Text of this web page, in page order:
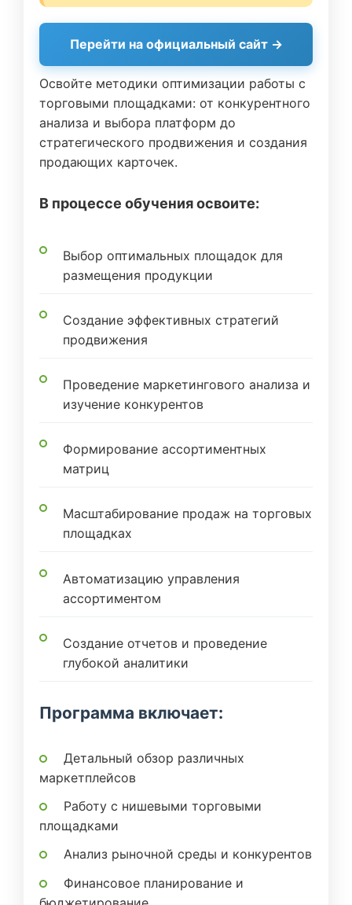
Перейти на официальный сайт →
Освойте методики оптимизации работы с
торговыми площадками: от конкурентного
анализа и выбора платформ до
стратегического продвижения и создания
продающих карточек.
В процессе обучения освоите:
Выбор оптимальных площадок для
размещения продукции
Создание эффективных стратегий
продвижения
Проведение маркетингового анализа и
изучение конкурентов
Формирование ассортиментных
матриц
Масштабирование продаж на торговых
площадках
Автоматизацию управления
ассортиментом
Создание отчетов и проведение
глубокой аналитики
Программа включает:
Детальный обзор различных
маркетплейсов
Работу с нишевыми торговыми
площадками
Анализ рыночной среды и конкурентов
Финансовое планирование и